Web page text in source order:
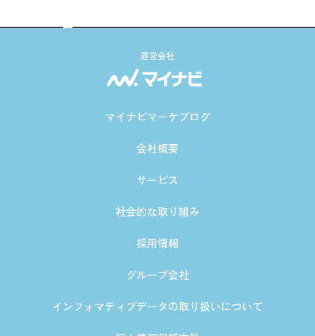
運営会社
マイナビマーケブログ
会社概要
サービス
社会的な取り組み
採用情報
グループ会社
インフォマティブデータの取り扱いについて